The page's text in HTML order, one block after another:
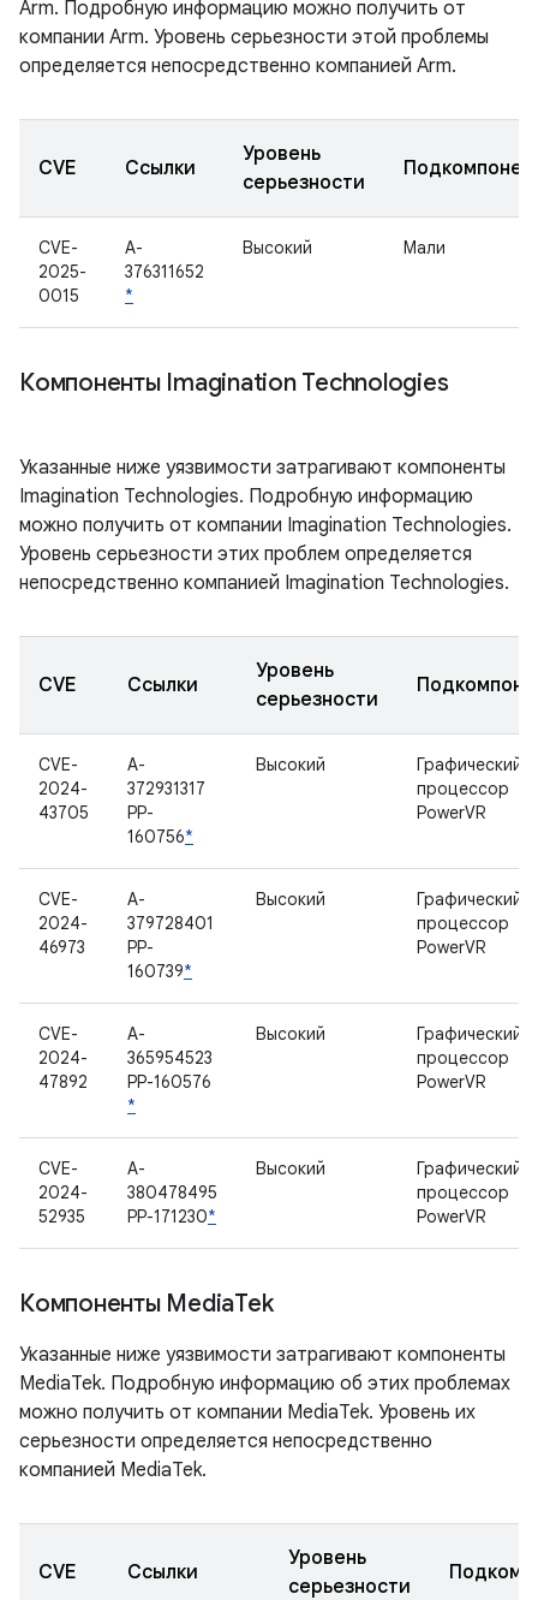
Arm. Подробную информацию можно получить от
компании Arm. Уровень серьезности этой проблемы
определяется непосредственно компанией Arm.
CVE Ссылки
Уровень
серьезности
CVE-
2025-
0015
A-
376311652
*
Высокий Мали
Компоненты Imagination Technologies
Указанные ниже уязвимости затрагивают компоненты
Imagination Technologies. Подробную информацию
можно получить от компании Imagination Technologies.
Уровень серьезности этих проблем определяется
непосредственно компанией Imagination Technologies.
CVE Ссылки
Уровень
серьезности
CVE-
2024-
43705
A-
372931317
PP-
160756*
Высокий
Графический
процессор
PowerVR
CVE-
2024-
46973
A-
379728401
PP-
160739*
Высокий
Графический
процессор
PowerVR
CVE-
2024-
47892
A-
365954523
PP-160576
*
Высокий
Графический
процессор
PowerVR
CVE-
2024-
52935
A-
380478495
PP-171230*
Высокий
Графический
процессор
PowerVR
Компоненты MediaTek
Указанные ниже уязвимости затрагивают компоненты
MediaTek. Подробную информацию об этих проблемах
можно получить от компании MediaTek. Уровень их
серьезности определяется непосредственно
компанией MediaTek.
CVE Ссылки
Уровень
серьезности